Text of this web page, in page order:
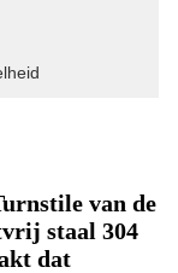
van de
staal 304
dat